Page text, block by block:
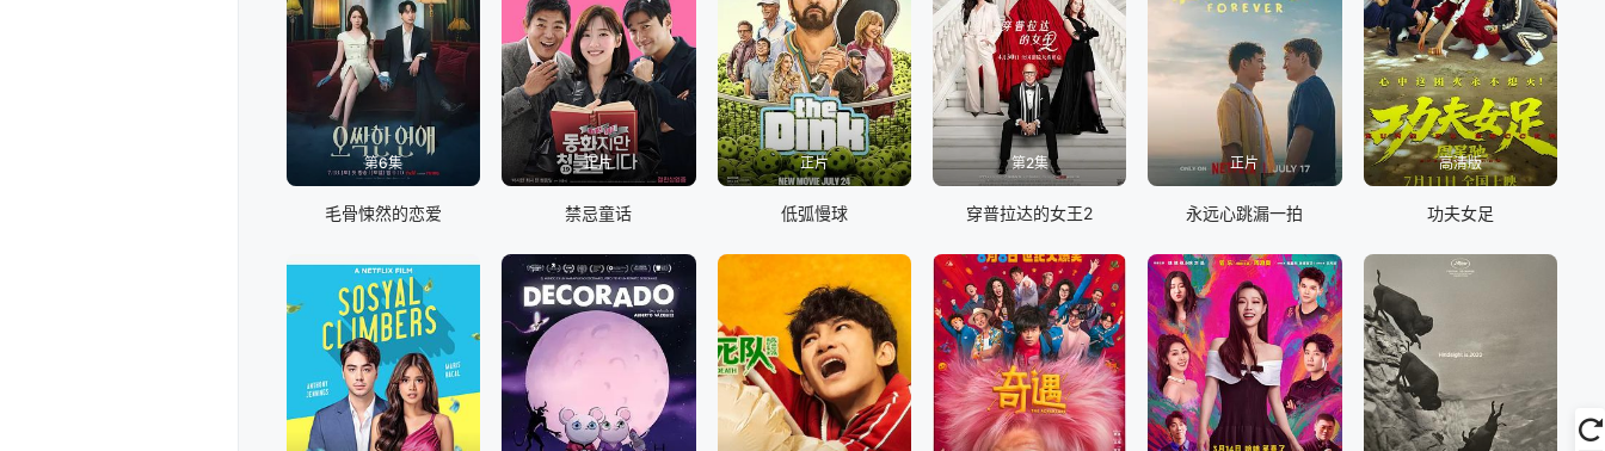
第6集
毛骨悚然的恋爱
正片
禁忌童话
正片
低弧慢球
第2集
穿普拉达的女王2
正片
永远心跳漏一拍
高清版
功夫女足